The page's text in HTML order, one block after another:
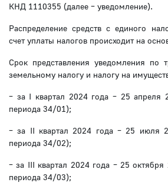
КНД 1110355 (далее – уведомление).
Распределение средств с единого
счет уплаты налогов происходит на
Срок представления уведомления по
земельному налогу и налогу на
– за I квартал 2024 года – 25 апреля
периода 34/01);
– за II квартал 2024 года – 25 июля
периода 34/02);
– за III квартал 2024 года – 25 октября
периода 34/03);